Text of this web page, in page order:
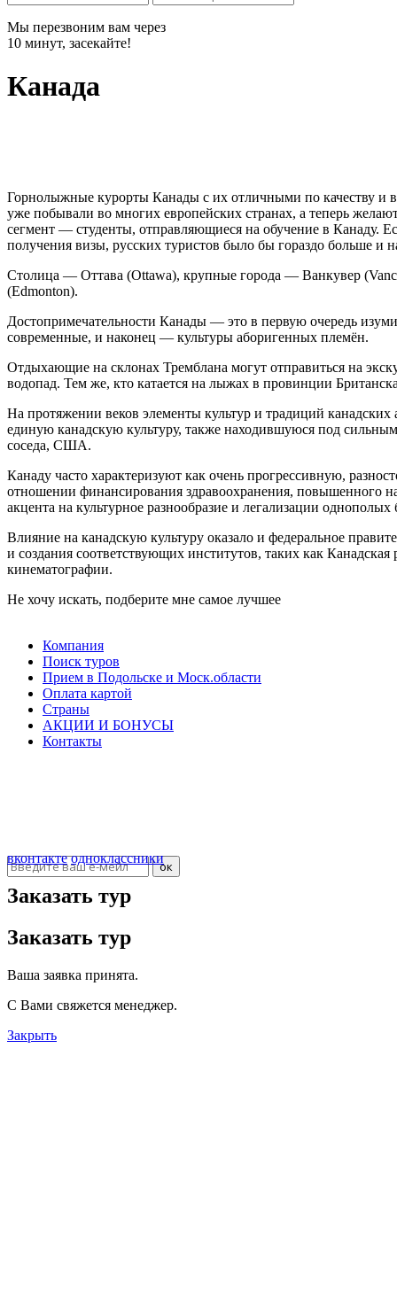
Мы перезвоним вам через
10 минут, засекайте!
Канада
Горнолыжные курорты Канады с их отличными по качеству и
уже побывали во многих европейских странах, а теперь
сегмент — студенты, отправляющиеся на обучение в Канаду.
получения визы, русских туристов было бы гораздо больше
Столица — Оттава (Ottawa), крупные города — Ванкувер
(Edmonton).
Достопримечательности Канады — это в первую очередь
современные, и наконец — культуры аборигенных племён.
Отдыхающие на склонах Тремблана могут отправиться на
водопад. Тем же, кто катается на лыжах в провинции
На протяжении веков элементы культур и традиций
единую канадскую культуру, также находившуюся под
соседа, США.
Канаду часто характеризуют как очень прогрессивную,
отношении финансирования здравоохранения, повышенного
акцента на культурное разнообразие и легализации
Влияние на канадскую культуру оказало и федеральное
и создания соответствующих институтов, таких как
кинематографии.
Не хочу искать, подберите мне самое лучшее
Компания
Поиск туров
Прием в Подольске и Моск.области
Оплата картой
Страны
АКЦИИ И БОНУСЫ
Контакты
вконтакте одноклассники
Заказать тур
Заказать тур
Ваша заявка принята.
С Вами свяжется менеджер.
Закрыть